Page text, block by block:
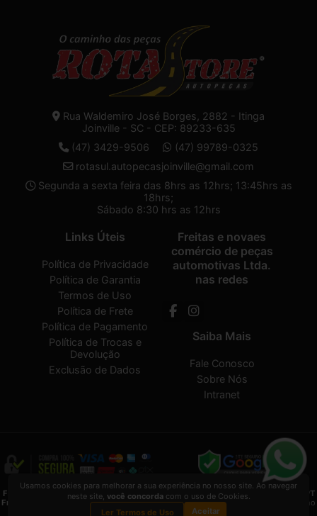
Rua Waldemiro José Borges, 2882 - Itinga
Joinville - SC - CEP: 89233-635
(47) 3429-9506
(47) 99789-0325
rotasul.autopecasjoinville@gmail.com
Segunda a sexta feira das 8hrs as 12hrs; 13:45hrs as
18hrs;
Sábado 8:30 hrs as 12hrs
Links Úteis
Política de Privacidade
Política de Garantia
Termos de Uso
Política de Frete
Política de Pagamento
Política de Trocas e
Devolução
Exclusão de Dados
Freitas e novaes
comércio de peças
automotivas Ltda.
nas redes
Saiba Mais
Fale Conosco
Sobre Nós
Intranet
Freitas e novaes comércio de peças automotivas Ltda.2026 CREATED BYVAAPT
Freitas e novaes comércio de peças automotivas Ltda.é uma empresa inscrita no
CNPJ13.495.371/0001-33
Usamos cookies para melhorar a sua experiência no nosso site. Ao navegar
neste site, você concordacom o uso de Cookies.
Ler Termos de Uso
Aceitar